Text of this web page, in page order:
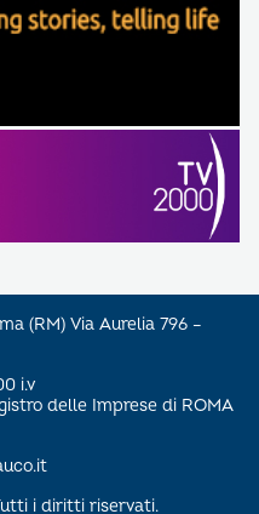
(RM) Via Aurelia 796 –
i.v
delle Imprese di ROMA
i diritti riservati.